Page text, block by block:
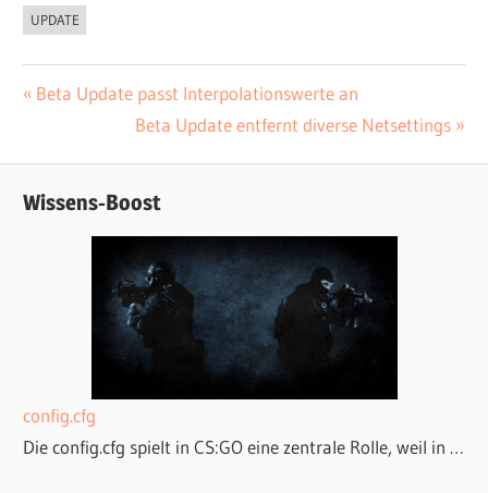
UPDATE
Beitrags-
Navigation
Vorheriger
Beta Update passt Interpolationswerte an
Nächster
Beta Update entfernt diverse Netsettings
Wissens-Boost
config.cfg
Die config.cfg spielt in CS:GO eine zentrale Rolle, weil in …